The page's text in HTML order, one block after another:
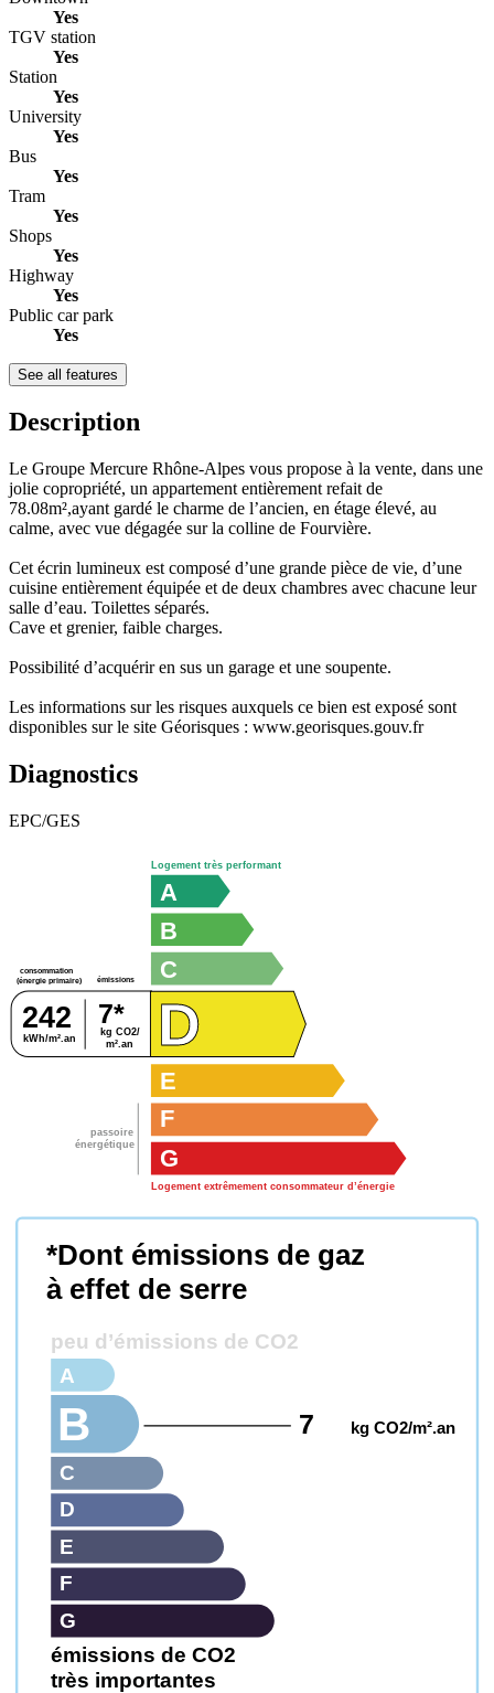
Yes
TGV station
Yes
Station
Yes
University
Yes
Bus
Yes
Tram
Yes
Shops
Yes
Highway
Yes
Public car park
Yes
See all features
Description
Le Groupe Mercure Rhône-Alpes vous propose à la vente, dans une
jolie copropriété, un appartement entièrement refait de
78.08m²,ayant gardé le charme de l’ancien, en étage élevé, au
calme, avec vue dégagée sur la colline de Fourvière.
Cet écrin lumineux est composé d’une grande pièce de vie, d’une
cuisine entièrement équipée et de deux chambres avec chacune leur
salle d’eau. Toilettes séparés.
Cave et grenier, faible charges.
Possibilité d’acquérir en sus un garage et une soupente.
Les informations sur les risques auxquels ce bien est exposé sont
disponibles sur le site Géorisques : www.georisques.gouv.fr
Diagnostics
EPC/GES
passoire
énergétique
consommation
(énergie primaire)
émissions
kg CO2/
m².an
kWh/m².an
242 7*
G
Logement extrêmement consommateur d’énergie
F
E
D
C
B
A
Logement très performant
émissions de CO2
très importantes
*Dont émissions de gaz
à effet de serre
peu d’émissions de CO2
G
F
E
D
C
B 7 kg CO2/m².an
A